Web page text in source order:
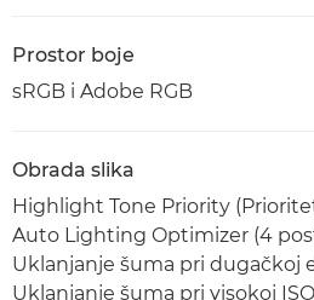
Prostor boje
sRGB i Adobe RGB
Obrada slika
Highlight Tone Priority
Auto Lighting Optimizer (4
Uklanjanje šuma pri dugačkoj
Uklanjanje šuma pri visokoj